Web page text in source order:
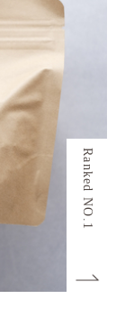
Ranked NO.1